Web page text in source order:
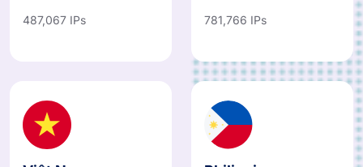
487,067 IPs 781,766 IPs